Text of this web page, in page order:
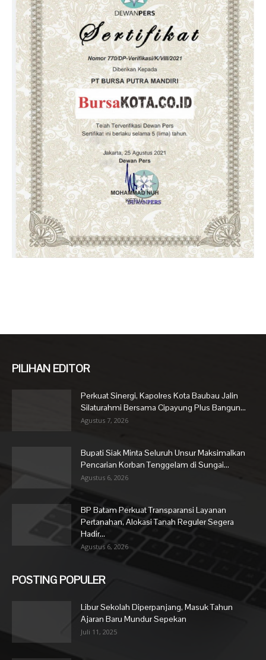
PILIHAN EDITOR
Perkuat Sinergi, Kapolres Kota Baubau Jalin
Silaturahmi Bersama Cipayung Plus Bangun...
Agustus 7, 2026
Bupati Siak Minta Seluruh Unsur Maksimalkan
Pencarian Korban Tenggelam di Sungai...
Agustus 6, 2026
BP Batam Perkuat Transparansi Layanan
Pertanahan, Alokasi Tanah Reguler Segera
Hadir...
Agustus 6, 2026
POSTING POPULER
Libur Sekolah Diperpanjang, Masuk Tahun
Ajaran Baru Mundur Sepekan
Juli 11, 2025